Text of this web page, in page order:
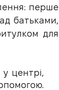
перше
батьками,
для
центрі,